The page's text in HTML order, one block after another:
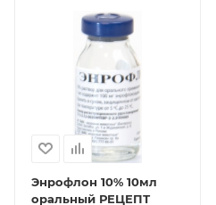
Энрофлон 10% 10мл
оральный РЕЦЕПТ